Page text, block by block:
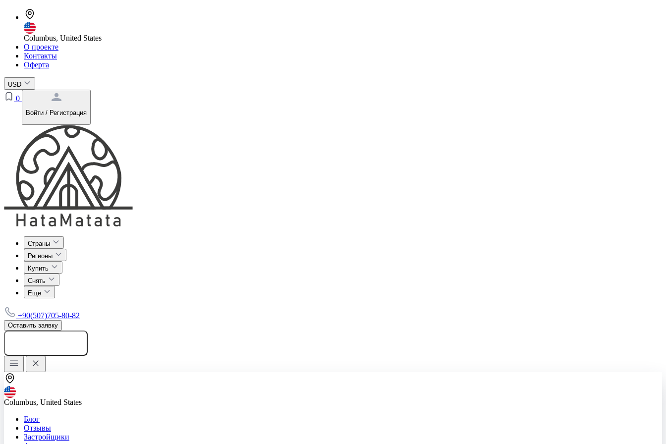
Columbus, United States
О проекте
Контакты
Оферта
USD
0
Войти / Регистрация
Страны
Регионы
Купить
Снять
Еще
+90(507)705-80-82
Оставить заявку
Columbus, United States
Блог
Отзывы
Застройщики